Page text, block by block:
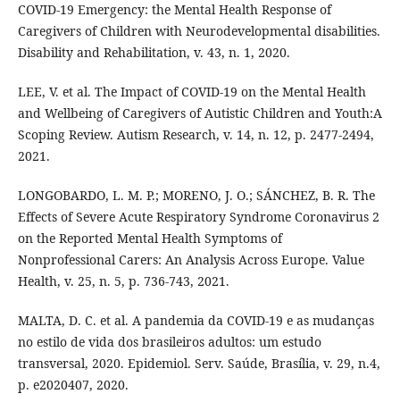
COVID-19 Emergency: the Mental Health Response of
Caregivers of Children with Neurodevelopmental disabilities.
Disability and Rehabilitation, v. 43, n. 1, 2020.
LEE, V. et al. The Impact of COVID-19 on the Mental Health
and Wellbeing of Caregivers of Autistic Children and Youth:A
Scoping Review. Autism Research, v. 14, n. 12, p. 2477-2494,
2021.
LONGOBARDO, L. M. P.; MORENO, J. O.; SÁNCHEZ, B. R. The
Effects of Severe Acute Respiratory Syndrome Coronavirus 2
on the Reported Mental Health Symptoms of
Nonprofessional Carers: An Analysis Across Europe. Value
Health, v. 25, n. 5, p. 736-743, 2021.
MALTA, D. C. et al. A pandemia da COVID-19 e as mudanças
no estilo de vida dos brasileiros adultos: um estudo
transversal, 2020. Epidemiol. Serv. Saúde, Brasília, v. 29, n.4,
p. e2020407, 2020.